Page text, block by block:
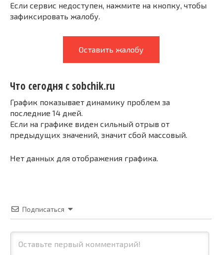
Если сервис недоступен, нажмите на кнопку, чтобы
зафиксировать жалобу.
Оставить жалобу
Что сегодня с sobchik.ru
График показывает динамику проблем за
последние 14 дней.
Если на графике виден сильный отрыв от
предыдущих значений, значит сбой массовый.
Нет данных для отображения графика.
Подписаться